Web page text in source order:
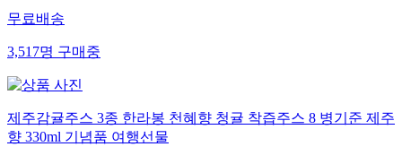
무료배송
3,517명구매중
제주감귤주스 3종 한라봉 천혜향 청귤 착즙주스 8 병기준 제주
향 330ml 기념품 여행선물